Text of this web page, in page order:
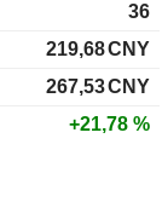
36
219,68CNY
267,53CNY
+21,78 %